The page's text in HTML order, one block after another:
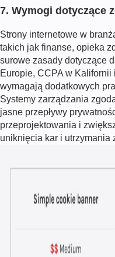
7. Wymogi dotyczące
Strony internetowe w
takich jak finanse, opieka
surowe zasady dotyczące
Europie, CCPA w
wymagają dodatkowych
Systemy zarządzania
jasne przepływy
przeprojektowania i
uniknięcia kar i utrzymania